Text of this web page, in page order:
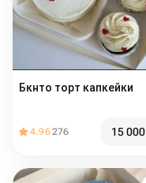
Бкнто торт капкейки
4.96276 15 000